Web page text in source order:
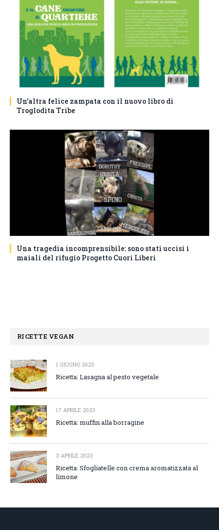
Un’altra felice zampata con il nuovo libro di
Troglodita Tribe
Una tragedia incomprensibile: sono stati uccisi i
maiali del rifugio Progetto Cuori Liberi
RICETTE VEGAN
1 GIUGNO 2023
Ricetta: Lasagna al pesto vegetale
17 APRILE 2023
Ricetta: muffin alla borragine
3 APRILE 2023
Ricetta: Sfogliatelle con crema aromatizzata al
limone